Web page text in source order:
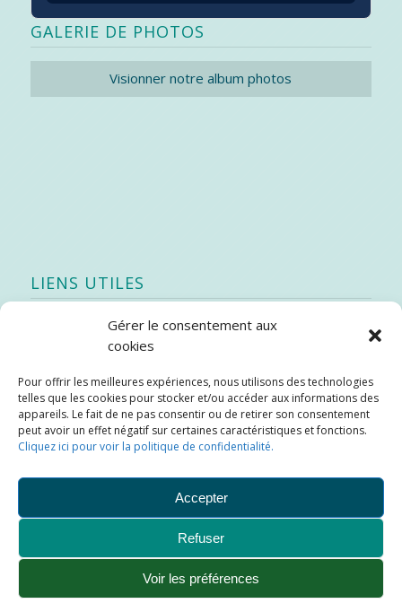
Gérer le consentement aux
cookies
Pour offrir les meilleures expériences, nous utilisons des technologies
telles que les cookies pour stocker et/ou accéder aux informations des
appareils. Le fait de ne pas consentir ou de retirer son consentement
peut avoir un effet négatif sur certaines caractéristiques et fonctions.
Cliquez ici pour voir la politique de confidentialité.
Accepter
Refuser
Voir les préférences
GALERIE DE PHOTOS
Visionner notre album photos
LIENS UTILES
Quoi de neuf
Stratégie québécoise d’économie d’eau potable
Bibliothèque
Météo locale